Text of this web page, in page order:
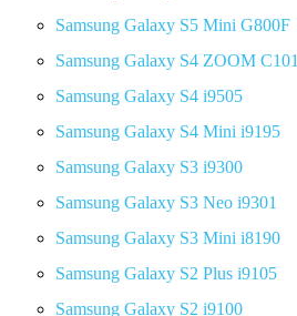
Samsung Galaxy S5 Mini G800F
Samsung Galaxy S4 ZOOM C101
Samsung Galaxy S4 i9505
Samsung Galaxy S4 Mini i9195
Samsung Galaxy S3 i9300
Samsung Galaxy S3 Neo i9301
Samsung Galaxy S3 Mini i8190
Samsung Galaxy S2 Plus i9105
Samsung Galaxy S2 i9100